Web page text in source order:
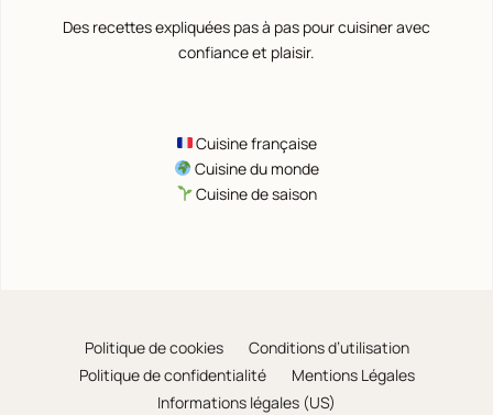
Des recettes expliquées pas à pas pour cuisiner avec
confiance et plaisir.
Cuisine française
Cuisine du monde
Cuisine de saison
Politique de cookies
Conditions d’utilisation
Politique de confidentialité
Mentions Légales
Informations légales (US)